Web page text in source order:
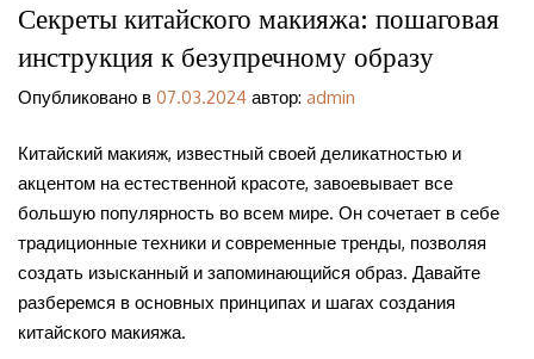
Секреты китайского макияжа: пошаговая
инструкция к безупречному образу
Опубликовано в 07.03.2024 автор: admin
Китайский макияж, известный своей деликатностью и
акцентом на естественной красоте, завоевывает все
большую популярность во всем мире. Он сочетает в себе
традиционные техники и современные тренды, позволяя
создать изысканный и запоминающийся образ. Давайте
разберемся в основных принципах и шагах создания
китайского макияжа.